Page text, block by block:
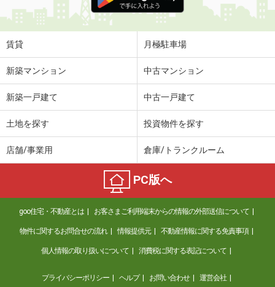
賃貸 月極駐車場
新築マンション 中古マンション
新築一戸建て 中古一戸建て
土地を探す 投資物件を探す
店舗/事業用 倉庫/トランクルーム
PC版へ
goo住宅・不動産とは お客さまご利用端末からの情報の外部送信について
物件に関するお問合せの流れ 情報提供元 不動産情報に関する免責事項
個人情報の取り扱いについて 消費税に関する表記について
プライバシーポリシー ヘルプ お問い合わせ 運営会社